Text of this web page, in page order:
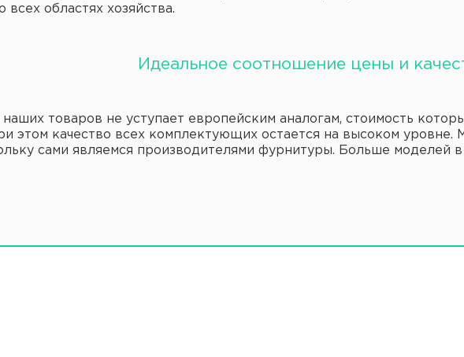
всех областях хозяйства.
Идеальное соотношение цены и
товаров не уступает европейским аналогам, стоимость
этом качество всех комплектующих остается на высоком уровне.
сами являемся производителями фурнитуры. Больше моделей